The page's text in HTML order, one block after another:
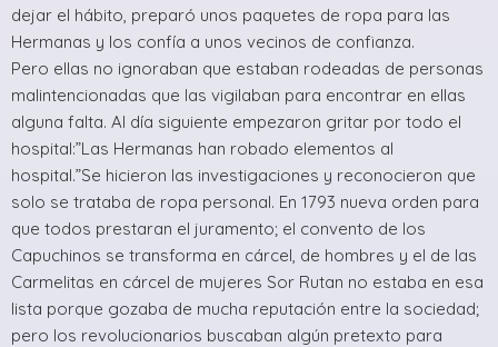
dejar el hábito, preparó unos paquetes de ropa para las
Hermanas y los confía a unos vecinos de confianza.
Pero ellas no ignoraban que estaban rodeadas de personas
malintencionadas que las vigilaban para encontrar en ellas
alguna falta. Al día siguiente empezaron gritar por todo el
hospital:”Las Hermanas han robado elementos al
hospital.”Se hicieron las investigaciones y reconocieron que
solo se trataba de ropa personal. En 1793 nueva orden para
que todos prestaran el juramento; el convento de los
Capuchinos se transforma en cárcel, de hombres y el de las
Carmelitas en cárcel de mujeres Sor Rutan no estaba en esa
lista porque gozaba de mucha reputación entre la sociedad;
pero los revolucionarios buscaban algún pretexto para